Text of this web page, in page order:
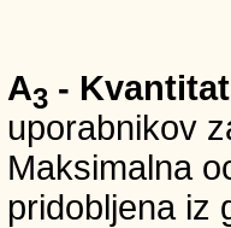
A3 -
uporabnikov
Maksimalna
pridobljena iz